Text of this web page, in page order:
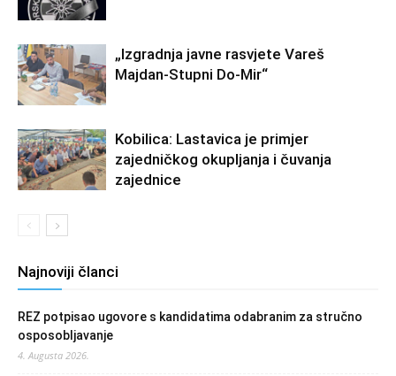
„Izgradnja javne rasvjete Vareš
Majdan-Stupni Do-Mir“
Kobilica: Lastavica je primjer
zajedničkog okupljanja i čuvanja
zajednice
Najnoviji članci
REZ potpisao ugovore s kandidatima odabranim za stručno
osposobljavanje
4. Augusta 2026.